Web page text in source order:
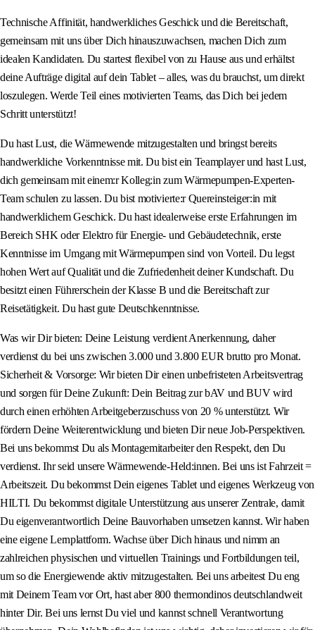
Technische Affinität, handwerkliches Geschick und die Bereitschaft,
gemeinsam mit uns über Dich hinauszuwachsen, machen Dich zum
idealen Kandidaten. Du startest flexibel von zu Hause aus und erhältst
deine Aufträge digital auf dein Tablet – alles, was du brauchst, um direkt
loszulegen. Werde Teil eines motivierten Teams, das Dich bei jedem
Schritt unterstützt!
Du hast Lust, die Wärmewende mitzugestalten und bringst bereits
handwerkliche Vorkenntnisse mit. Du bist ein Teamplayer und hast Lust,
dich gemeinsam mit einem:r Kolleg:in zum Wärmepumpen-Experten-
Team schulen zu lassen. Du bist motivierte:r Quereinsteiger:in mit
handwerklichem Geschick. Du hast idealerweise erste Erfahrungen im
Bereich SHK oder Elektro für Energie- und Gebäudetechnik, erste
Kenntnisse im Umgang mit Wärmepumpen sind von Vorteil. Du legst
hohen Wert auf Qualität und die Zufriedenheit deiner Kundschaft. Du
besitzt einen Führerschein der Klasse B und die Bereitschaft zur
Reisetätigkeit. Du hast gute Deutschkenntnisse.
Was wir Dir bieten: Deine Leistung verdient Anerkennung, daher
verdienst du bei uns zwischen 3.000 und 3.800 EUR brutto pro Monat.
Sicherheit & Vorsorge: Wir bieten Dir einen unbefristeten Arbeitsvertrag
und sorgen für Deine Zukunft: Dein Beitrag zur bAV und BUV wird
durch einen erhöhten Arbeitgeberzuschuss von 20 % unterstützt. Wir
fördern Deine Weiterentwicklung und bieten Dir neue Job-Perspektiven.
Bei uns bekommst Du als Montagemitarbeiter den Respekt, den Du
verdienst. Ihr seid unsere Wärmewende-Held:innen. Bei uns ist Fahrzeit =
Arbeitszeit. Du bekommst Dein eigenes Tablet und eigenes Werkzeug von
HILTI. Du bekommst digitale Unterstützung aus unserer Zentrale, damit
Du eigenverantwortlich Deine Bauvorhaben umsetzen kannst. Wir haben
eine eigene Lernplattform. Wachse über Dich hinaus und nimm an
zahlreichen physischen und virtuellen Trainings und Fortbildungen teil,
um so die Energiewende aktiv mitzugestalten. Bei uns arbeitest Du eng
mit Deinem Team vor Ort, hast aber 800 thermondinos deutschlandweit
hinter Dir. Bei uns lernst Du viel und kannst schnell Verantwortung